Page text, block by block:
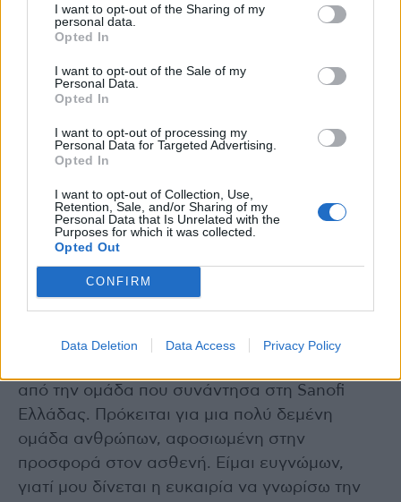
I want to opt-out of the Sharing of my
personal data.
Opted In
I want to opt-out of the Sale of my
Personal Data.
Opted In
I want to opt-out of processing my
Personal Data for Targeted Advertising.
Opted In
I want to opt-out of Collection, Use,
Retention, Sale, and/or Sharing of my
Personal Data that Is Unrelated with the
Purposes for which it was collected.
Opted Out
CONFIRM
Data Deletion Data Access Privacy Policy
δημιουργικό διάλογο με την Πολιτεία για την
εφαρμογή δυναμικών πολιτικών υγείας, που
όλους τους εμπλεκόμενους φορείς και θα
ωφελήσουν πρωτίστως τους ασθενείς.
Είστε στη χώρα μας με την οικογένειά σας.
ζωής; Τι σας αρέσει περισσότερο στη χώρα
Είναι πολύ εύκολο και ευχάριστο να
προσαρμοστεί κανείς σε αυτή τη φωτεινή
μοναδικά τοπία και ασυναγώνιστες ελληνικές
από την ομάδα που συνάντησα στη Sanofi
Ελλάδας. Πρόκειται για μια πολύ δεμένη
ομάδα ανθρώπων, αφοσιωμένη στην
προσφορά στον ασθενή. Είμαι ευγνώμων,
γιατί μου δίνεται η ευκαιρία να γνωρίσω την